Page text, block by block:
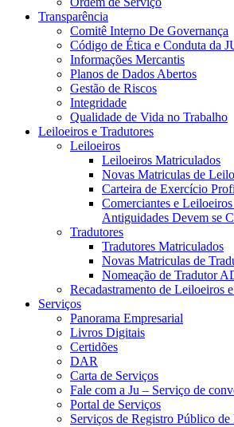
Transparência
Comitê Interno De Governança
Código de Ética e Conduta da
Informações Mercantis
Planos de Dados Abertos
Gestão de Riscos
Integridade
Qualidade de Vida no Trabalho
Leiloeiros e Tradutores
Leiloeiros
Leiloeiros Matriculados
Novas Matriculas de
Carteira de Exercício
Comerciantes e
Antiguidades Devem se
Tradutores
Tradutores Matriculados
Novas Matriculas de
Nomeação de Tradutor
Recadastramento de Leiloeiros
Serviços
Panorama Empresarial
Livros Digitais
Certidões
DAR
Carta de Serviços
Fale com a Ju – Serviço de
Portal de Serviços
Serviços de Registro Público de